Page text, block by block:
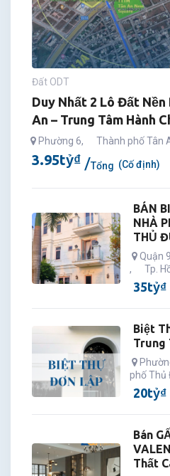
Đất ODT
Duy Nhất 2 Lô Đất
An – Trung Tâm Hành
Phường 6, Thành phố Tân
3.95tỷ₫ Tổng (Cố định)
BÁN
NHÀ
THỦ
Quận
,
Tp.
35tỷ₫
Biệt
Trung
phố Thủ
20tỷ₫
Bán
Thất